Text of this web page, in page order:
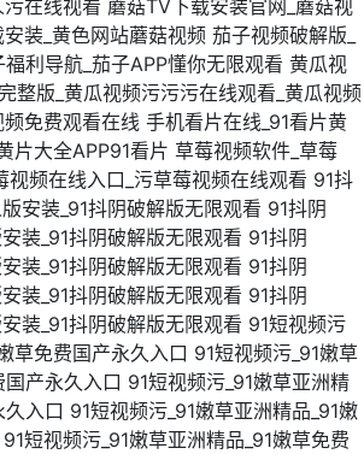
在线视看 蘑菇TV下载安装官网_蘑菇视
装_黄色网站蘑菇视频 茄子视频破解版_
利导航_茄子APP懂你无限观看 黄瓜视
整版_黄瓜视频污污污在线观看_黄瓜视频
免费观看在线 手机看片在线_91看片黄
片大全APP91看片 草莓视频软件_草莓
视频在线入口_污草莓视频在线观看 91抖
安装_91抖阴破解版无限观看 91抖阴
装_91抖阴破解版无限观看 91抖阴
装_91抖阴破解版无限观看 91抖阴
装_91抖阴破解版无限观看 91抖阴
装_91抖阴破解版无限观看 91短视频污
草免费国产永久入口 91短视频污_91嫩草
国产永久入口 91短视频污_91嫩草亚洲精
久入口 91短视频污_91嫩草亚洲精品_91嫩
91短视频污_91嫩草亚洲精品_91嫩草免费